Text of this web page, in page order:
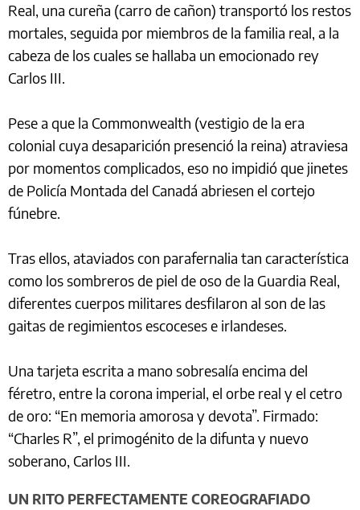
Real, una cureña (carro de cañon) transportó los restos
mortales, seguida por miembros de la familia real, a la
cabeza de los cuales se hallaba un emocionado rey
Carlos III.
Pese a que la Commonwealth (vestigio de la era
colonial cuya desaparición presenció la reina) atraviesa
por momentos complicados, eso no impidió que jinetes
de Policía Montada del Canadá abriesen el cortejo
fúnebre.
Tras ellos, ataviados con parafernalia tan característica
como los sombreros de piel de oso de la Guardia Real,
diferentes cuerpos militares desfilaron al son de las
gaitas de regimientos escoceses e irlandeses.
Una tarjeta escrita a mano sobresalía encima del
féretro, entre la corona imperial, el orbe real y el cetro
de oro: “En memoria amorosa y devota”. Firmado:
“Charles R”, el primogénito de la difunta y nuevo
soberano, Carlos III.
UN RITO PERFECTAMENTE COREOGRAFIADO